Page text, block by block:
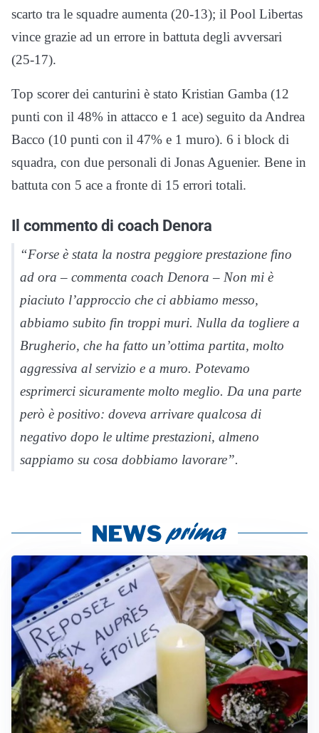
scarto tra le squadre aumenta (20-13); il Pool Libertas
vince grazie ad un errore in battuta degli avversari
(25-17).
Top scorer dei canturini è stato Kristian Gamba (12
punti con il 48% in attacco e 1 ace) seguito da Andrea
Bacco (10 punti con il 47% e 1 muro). 6 i block di
squadra, con due personali di Jonas Aguenier. Bene in
battuta con 5 ace a fronte di 15 errori totali.
Il commento di coach Denora
“Forse è stata la nostra peggiore prestazione fino
ad ora – commenta coach Denora – Non mi è
piaciuto l’approccio che ci abbiamo messo,
abbiamo subito fin troppi muri. Nulla da togliere a
Brugherio, che ha fatto un’ottima partita, molto
aggressiva al servizio e a muro. Potevamo
esprimerci sicuramente molto meglio. Da una parte
però è positivo: doveva arrivare qualcosa di
negativo dopo le ultime prestazioni, almeno
sappiamo su cosa dobbiamo lavorare”.